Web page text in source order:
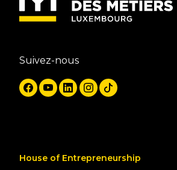
Suivez-nous
House of Entrepreneurship